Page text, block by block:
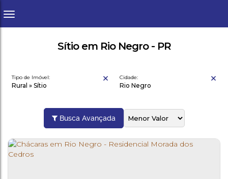
Sítio em Rio Negro - PR
Tipo de Imóvel:
Rural » Sítio
Cidade:
Rio Negro
Busca Avançada